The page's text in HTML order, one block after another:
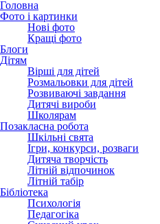
Головна
Фото і картинки
Нові фото
Кращі фото
Блоги
Дітям
Вірші для дітей
Розмальовки для дітей
Розвиваючі завдання
Дитячі вироби
Школярам
Позакласна робота
Шкільні свята
Ігри, конкурси, розваги
Дитяча творчість
Літній відпочинок
Літній табір
Бібліотека
Психологія
Педагогіка